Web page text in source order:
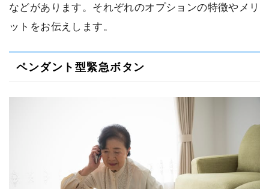
などがあります。それぞれのオプションの特徴やメリ
ットをお伝えします。
ペンダント型緊急ボタン